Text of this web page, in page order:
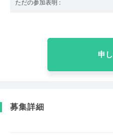
ただの参加表明 :
申
募集詳細